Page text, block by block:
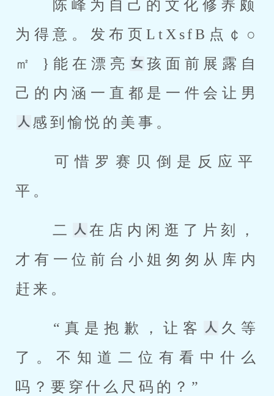
为得意。发布页LtXsfB点￠○
㎡ }能在漂亮
孩面前展露自
己的内涵一直都是一件会让男
感到愉悦的美事。
平。
二
在店内闲逛了片刻，
才有一位前台小姐匆匆从库内
赶来。
“真是抱歉，让客
久等
了。不知道二位有看中什么
吗？要穿什么尺码的？”